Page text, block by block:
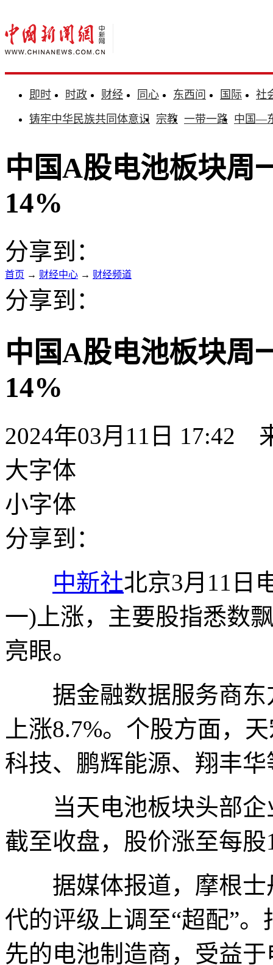
即时 时政 财经 同心 东西问 国际
社
铸牢中华民族共同体意识 宗教 一带一路 中国—
中国A股电池板块周
14%
分享到：
首页 → 财经中心 → 财经频道
分享到：
中国A股电池板块周
14%
2024年03月11日 17:42
大字体
小字体
分享到：
中新社北京3月11日
一)上涨，主要股指悉数
亮眼。
据金融数据服务商东
上涨8.7%。个股方面，
科技、鹏辉能源、翔丰
当天电池板块头部企
截至收盘，股价涨至每
据媒体报道，摩根士
代的评级上调至“超配”
先的电池制造商，受益